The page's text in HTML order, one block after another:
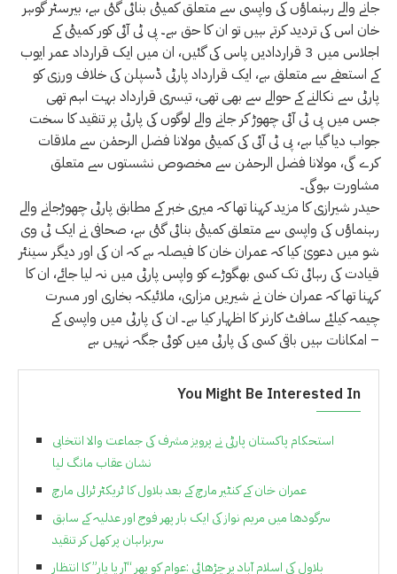
جانے والے رہنماؤں کی واپسی سے متعلق کمیٹی بنائی گئی ہے، بیرسٹر گوہر
خان اس کی تردید کرتے ہیں تو ان کا حق ہے۔ پی ٹی آئی کور کمیٹی کے
اجلاس میں 3 قراردادیں پاس کی گئیں، ان میں ایک قرارداد عمر ایوب
کے استعفے سے متعلق ہے، ایک قرارداد پارٹی ڈسپلن کی خلاف ورزی کو
پارٹی سے نکالنے کے حوالے سے بھی تھی، تیسری قرارداد بہت اہم تھی
جس میں پی ٹی آئی چھوڑ کر جانے والے لوگوں کی پارٹی پر تنقید کا سخت
جواب دیا گیا ہے، پی ٹی آئی کی کمیٹی مولانا فضل الرحمٰن سے ملاقات
کرے گی، مولانا فضل الرحمٰن سے مخصوص نشستوں سے متعلق
مشاورت ہوگی۔
حیدر شیرازی کا مزید کہنا تھا کہ میری خبر کے مطابق پارٹی چھوڑجانے والے
رہنماؤں کی واپسی سے متعلق کمیٹی بنائی گئی ہے، صحافی نے ایک ٹی وی
شو میں دعویٰ کیا کہ عمران خان کا فیصلہ ہے کہ ان کی اور دیگر سینئر
قیادت کی رہائی تک کسی بھگوڑے کو واپس پارٹی میں نہ لیا جائے، ان کا
کہنا تھا کہ عمران خان نے شیریں مزاری، ملائیکہ بخاری اور مسرت
چیمہ کیلئے سافٹ کارنر کا اظہار کیا ہے۔ ان کی پارٹی میں واپسی کے
امکانات ہیں باقی کسی کی پارٹی میں کوئی جگہ نہیں ہے –
You Might Be Interested In
استحکام پاکستان پارٹی نے پرویز مشرف کی جماعت والا انتخابی
نشان عقاب مانگ لیا
عمران خان کے کنٹیر مارچ کے بعد بلاول کا ٹریکٹر ٹرالی مارچ
سرگودھا میں مریم نواز کی ایک بار پھر فوج اور عدلیہ کے سابق
سربراہان پر کھل کر تنقید
بلاول کی اسلام آباد پر چڑھائی :عوام کو پھر “آر یا پار” کا انتظار